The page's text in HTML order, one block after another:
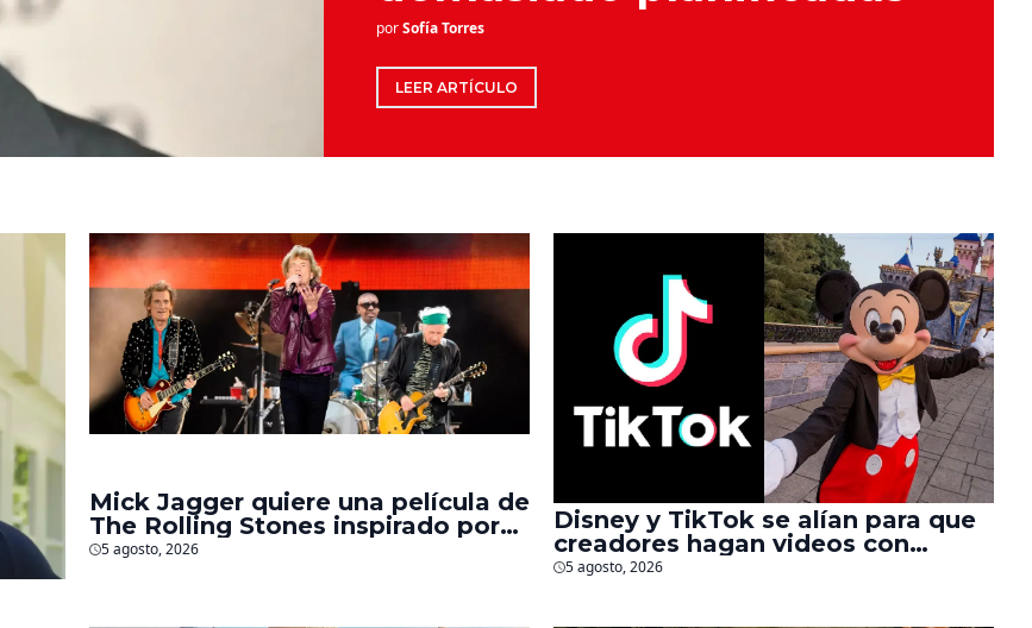
porSofía Torres
LEER ARTÍCULO
Mick Jagger quiere una película de
The Rolling Stones inspirado por
los biopics de The Beatles
5 agosto, 2026
Disney y TikTok se alían para que
creadores hagan videos con
personajes de Marvel, Pixar y ‘Star
5 agosto, 2026